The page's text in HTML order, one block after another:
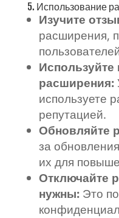
5. Использование
Изучите
расширения,
расширения:
используете
репутацией.
Обновляйте
за
их для
Отключайте
нужны:Это